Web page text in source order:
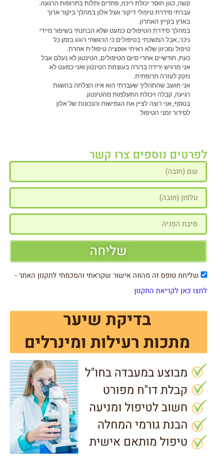
לפרטים נוספים צרו קשר
שליחת טופס זה מהווה אישור שקראתי והסכמתי לתקנון האתר -
לחצו כאן לקריאת התקנון
שליחה